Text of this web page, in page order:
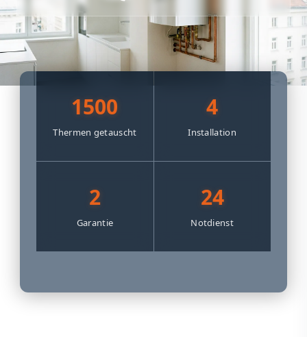
1500
Thermen getauscht
4
Installation
2
Garantie
24
Notdienst